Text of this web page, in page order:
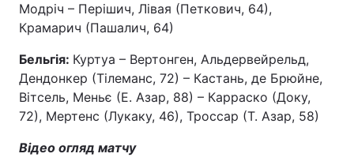
Модріч – Перішич, Лівая (Петкович, 64),
Крамарич (Пашалич, 64)
Бельгія: Куртуа – Вертонген, Альдервейрельд,
Дендонкер (Тілеманс, 72) – Кастань, де Брюйне,
Вітсель, Меньє (Е. Азар, 88) – Карраско (Доку,
72), Мертенс (Лукаку, 46), Троссар (Т. Азар, 58)
Відео огляд матчу